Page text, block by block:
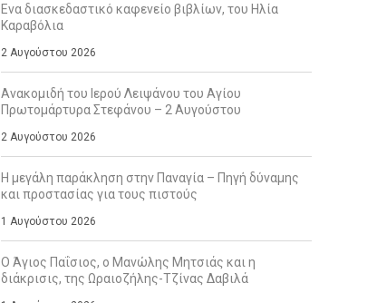
Ενα διασκεδαστικό καφενείο βιβλίων, του Ηλία
Καραβόλια
2 Αυγούστου 2026
Ανακομιδή του Ιερού Λειψάνου του Αγίου
Πρωτομάρτυρα Στεφάνου – 2 Αυγούστου
2 Αυγούστου 2026
Η μεγάλη παράκληση στην Παναγία – Πηγή δύναμης
και προστασίας για τους πιστούς
1 Αυγούστου 2026
Ο Άγιος Παΐσιος, ο Μανώλης Μητσιάς και η
διάκρισις, της Ωραιοζήλης-Τζίνας Δαβιλά